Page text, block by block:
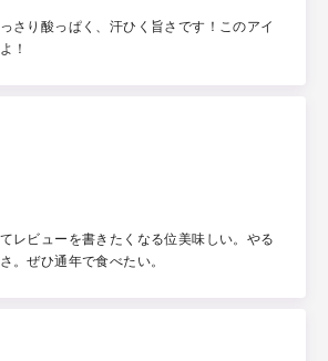
さり酸っぱく、汗ひく旨さです！このアイ
！
レビューを書きたくなる位美味しい。やる
。ぜひ通年で食べたい。